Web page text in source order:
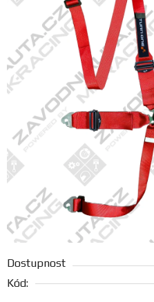
TÝM
SERVIS
FANOUŠCI
Profil
firmy
Obchodní
podmínky
Doprava
Blog
Dostupnost
Kód: